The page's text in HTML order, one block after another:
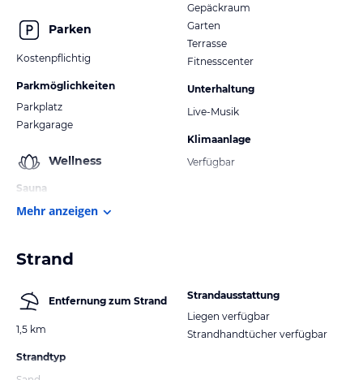
Parken
Kostenpflichtig
Parkmöglichkeiten
Parkplatz
Parkgarage
Wellness
Sauna
Gepäckraum
Garten
Terrasse
Fitnesscenter
Unterhaltung
Live-Musik
Klimaanlage
Verfügbar
Mehr anzeigen
Strand
Entfernung zum Strand
1,5 km
Strandtyp
Strandausstattung
Liegen verfügbar
Strandhandtücher verfügbar